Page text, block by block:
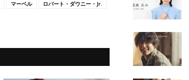
マーベル ロバート・ダウニー・Jr.